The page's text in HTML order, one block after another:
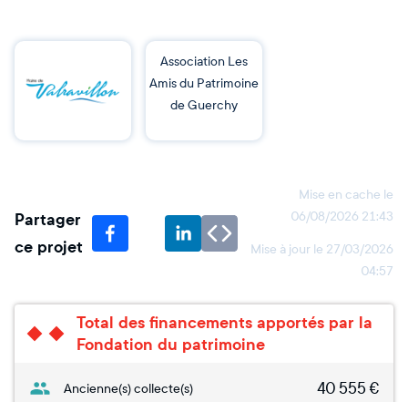
Association Les
Amis du Patrimoine
de Guerchy
Partager
ce projet
Mise en cache le
06/08/2026 21:43
Mise à jour le 27/03/2026
04:57
Total des financements apportés par la
Fondation du patrimoine
Ancienne(s) collecte(s) 40 555 €